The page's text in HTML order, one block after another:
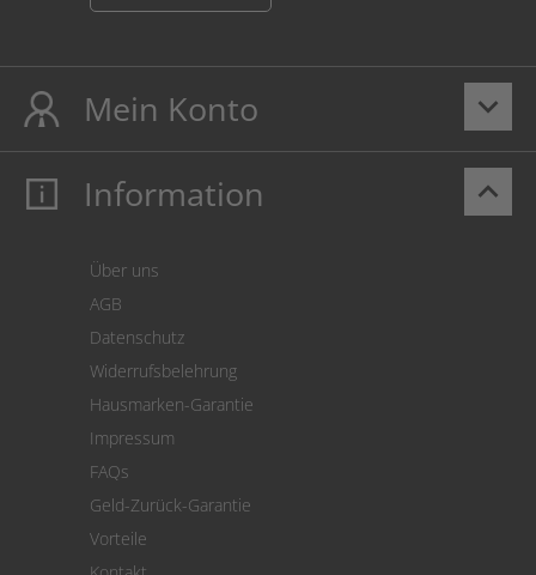
keyboard_arrow_down
Mein Konto
Mein Konto
Cookie Einstellungen
keyboard_arrow_up
Information
Über uns
AGB
Datenschutz
Widerrufsbelehrung
Hausmarken-Garantie
Impressum
FAQs
Geld-Zurück-Garantie
Vorteile